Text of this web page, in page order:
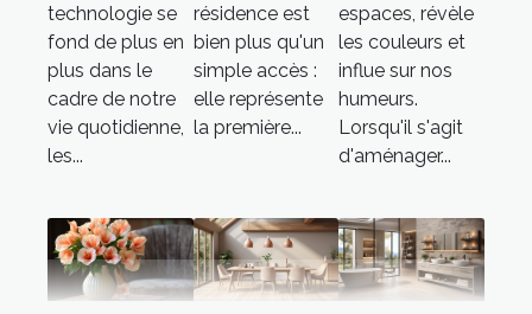
technologie se
fond de plus en
plus dans le
cadre de notre
vie quotidienne,
les...
résidence est
bien plus qu'un
simple accès :
elle représente
la première...
espaces, révèle
les couleurs et
influe sur nos
humeurs.
Lorsqu'il s'agit
d'aménager...